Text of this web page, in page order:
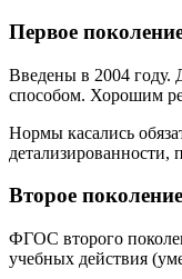
Первое
Введены в 2004 году.
способом. Хорошим
Нормы касались
детализированности,
Второе
ФГОС второго
учебных действия